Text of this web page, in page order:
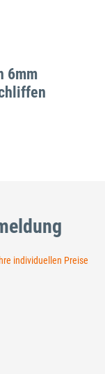
6mm
individuellen Preise